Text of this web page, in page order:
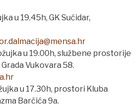
u 19.45h, GK Sućidar,
u 19.00h, službene prostorije
Vukovara 58.
u 17.30h, prostori Kluba
Barčića 9a.